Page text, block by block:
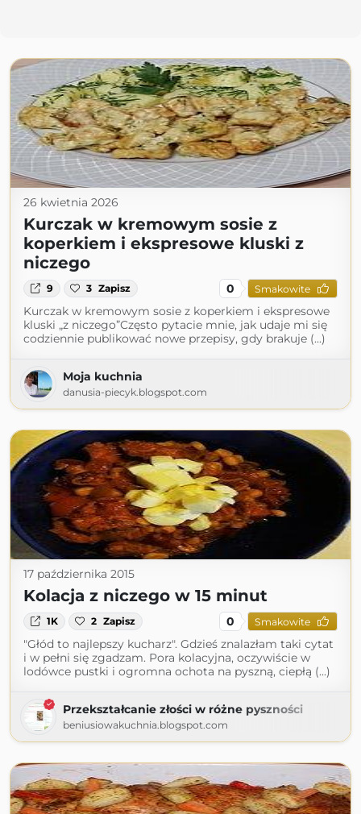
26 kwietnia 2026
Kurczak w kremowym sosie z
koperkiem i ekspresowe kluski z
niczego
9 3 Zapisz 0 Smakowite
Kurczak w kremowym sosie z koperkiem i ekspresowe
kluski „z niczego”Często pytacie mnie, jak udaje mi się
codziennie publikować nowe przepisy, gdy brakuje (...)
Moja kuchnia
danusia-piecyk.blogspot.com
17 października 2015
Kolacja z niczego w 15 minut
1K 2 Zapisz 0 Smakowite
"Głód to najlepszy kucharz". Gdzieś znalazłam taki cytat
i w pełni się zgadzam. Pora kolacyjna, oczywiście w
lodówce pustki i ogromna ochota na pyszną, ciepłą (...)
Przekształcanie złości w różne pyszności
beniusiowakuchnia.blogspot.com